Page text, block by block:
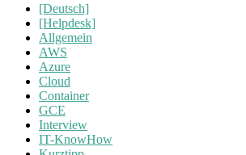
[Deutsch]
[Helpdesk]
Allgemein
AWS
Azure
Cloud
Container
GCE
Interview
IT-KnowHow